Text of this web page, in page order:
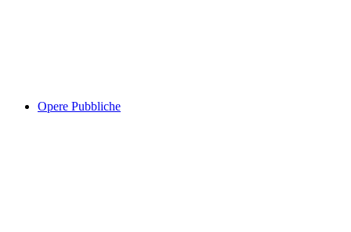
Opere Pubbliche